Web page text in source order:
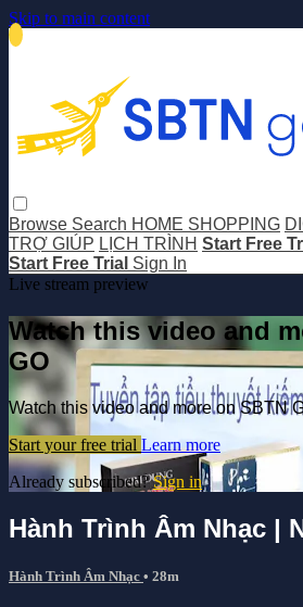
Skip to main content
Browse Search HOME SHOPPING
TRỢ GIÚP LỊCH TRÌNH Start Free
Start Free Trial Sign In
Live stream preview
Watch this video and
GO
Watch this video and more on SBTN
Start your free trial Learn more
Already subscribed?Sign in
Hành Trình Âm Nhạc |
Hành Trình Âm Nhạc • 28m